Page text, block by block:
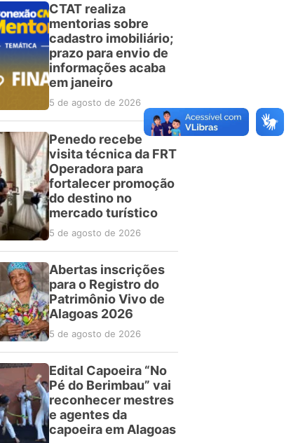
CTAT realiza
mentorias sobre
cadastro imobiliário;
prazo para envio de
informações acaba
em janeiro
5 de agosto de 2026
Penedo recebe
visita técnica da FRT
Operadora para
fortalecer promoção
do destino no
mercado turístico
5 de agosto de 2026
Abertas inscrições
para o Registro do
Patrimônio Vivo de
Alagoas 2026
5 de agosto de 2026
Edital Capoeira “No
Pé do Berimbau” vai
reconhecer mestres
e agentes da
capoeira em Alagoas